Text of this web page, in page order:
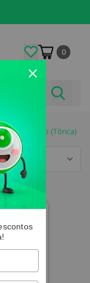
0
Astigmatismo (Tórica)